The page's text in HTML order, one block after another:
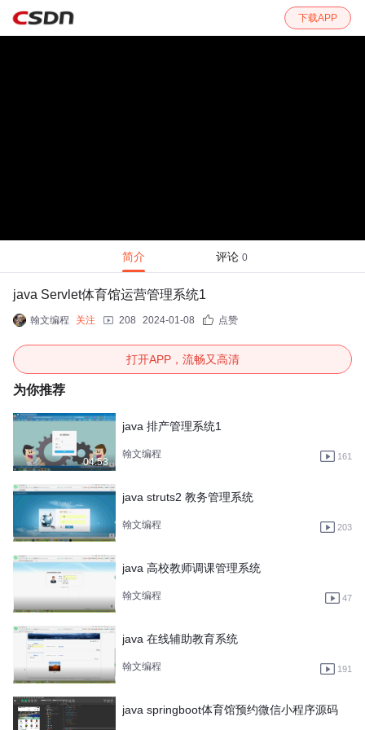
下载APP
简介 评论 0
java Servlet体育馆运营管理系统1
翰文编程 关注 208 2024-01-08 点赞
打开APP，流畅又高清
为你推荐
04:53
java 排产管理系统1
翰文编程 161
java struts2 教务管理系统
翰文编程 203
java 高校教师调课管理系统
翰文编程 47
java 在线辅助教育系统
翰文编程 191
java springboot体育馆预约微信小程序源码